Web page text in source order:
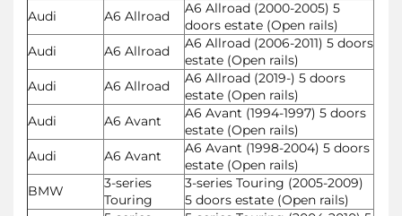
Audi
A6 Allroad
A6 Allroad (2000-2005) 5
doors estate (Open rails)
Audi
A6 Allroad
A6 Allroad (2006-2011) 5 doors
estate (Open rails)
Audi
A6 Allroad
A6 Allroad (2019-) 5 doors
estate (Open rails)
Audi
A6 Avant
A6 Avant (1994-1997) 5 doors
estate (Open rails)
Audi
A6 Avant
A6 Avant (1998-2004) 5 doors
estate (Open rails)
BMW
3-series
Touring
3-series Touring (2005-2009)
5 doors estate (Open rails)